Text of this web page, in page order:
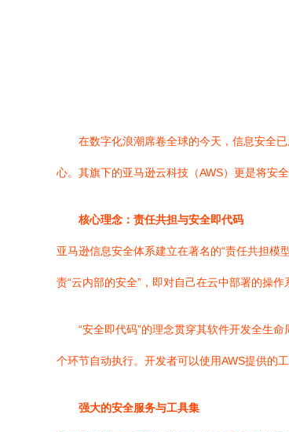
在数字化浪潮席卷全球的今天，信息安全
心。其旗下的亚马逊云科技（AWS）更是将安
核心理念：责任共担与安全即代码
亚马逊信息安全体系建立在著名的“责任共担模
责“云内部的安全”，即对自己在云中部署的操
“安全即代码”的理念贯穿其软件开发全生
个环节自动执行。开发者可以使用AWS提供的
强大的安全服务与工具集